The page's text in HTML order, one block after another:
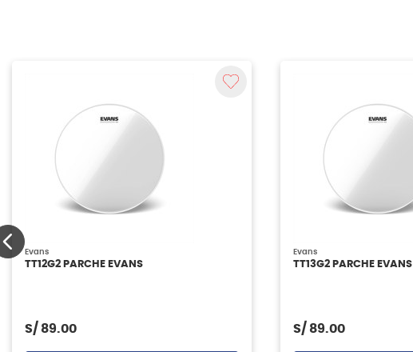
Evans
TT12G2 PARCHE EVANS
S/ 89.00
Evans
TT13G2 PARCHE EVANS
S/ 89.00